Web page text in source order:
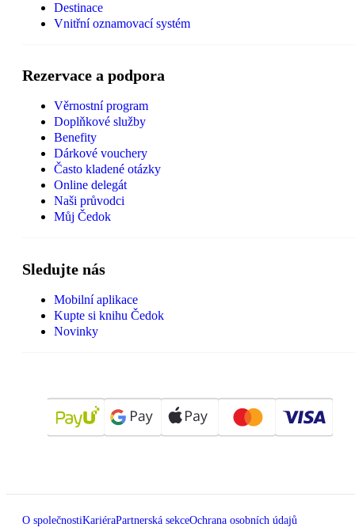
Destinace
Vnitřní oznamovací systém
Rezervace a podpora
Věrnostní program
Doplňkové služby
Benefity
Dárkové vouchery
Často kladené otázky
Online delegát
Naši průvodci
Můj Čedok
Sledujte nás
Mobilní aplikace
Kupte si knihu Čedok
Novinky
O společnostiKariéraPartnerská sekceOchrana osobních údajů